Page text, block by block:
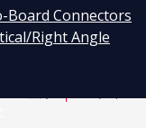
Board Connectors
Right Angle